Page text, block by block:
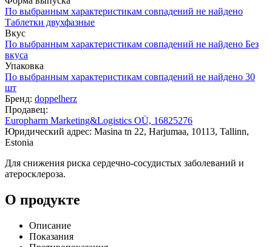
По выбранным характеристикам совпадений не найдено
Таблетки двухфазные
Вкус
По выбранным характеристикам совпадений не найдено Без
вкуса
Упаковка
По выбранным характеристикам совпадений не найдено 30
шт
Бренд: doppelherz
Продавец:
Europharm Marketing&Logistics OÜ, 16825276
Юридический адрес: Masina tn 22, Harjumaa, 10113, Tallinn,
Estonia
Для снижения риска сердечно-сосудистых заболеваний и
атеросклероза.
О продукте
Описание
Показания